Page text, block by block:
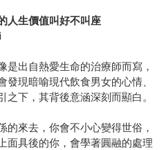
人生價值叫好不叫座
是出自熱愛生命的治療師而寫，
發現暗喻現代飲食男女的心情、
下，其背後意涵深刻而顯白。
的來去，你會不小心變得世俗，
面具後的你，會學著圓融的處理